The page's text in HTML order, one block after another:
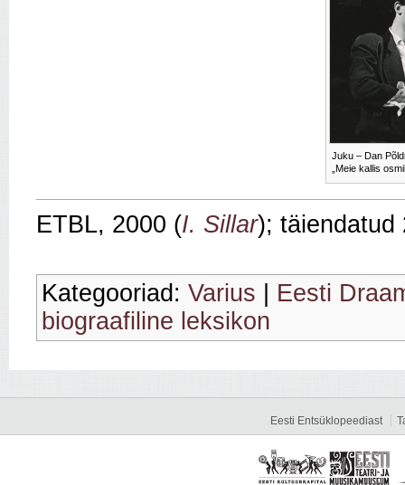
Juku – Dan
„Meie kallis
ETBL, 2000 (I. Sillar); täiendatud
Kategooriad: Varius
Eesti
biograafiline leksikon
Eesti Entsüklopeediast